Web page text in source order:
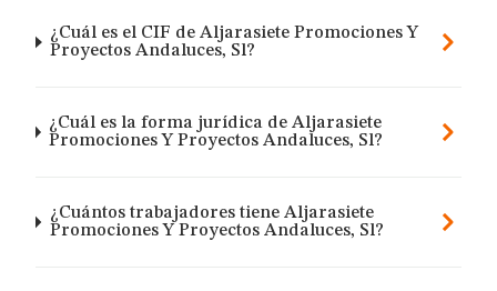
¿Cuál es el CIF de Aljarasiete Promociones Y
Proyectos Andaluces, Sl?
¿Cuál es la forma jurídica de Aljarasiete
Promociones Y Proyectos Andaluces, Sl?
¿Cuántos trabajadores tiene Aljarasiete
Promociones Y Proyectos Andaluces, Sl?